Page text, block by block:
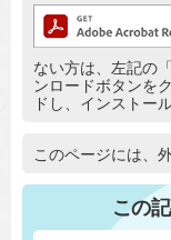
追加情報：PDF
ない方は、左記の
ンロードボタンを
ドし、インストー
追加情報：外部
このページには、
この